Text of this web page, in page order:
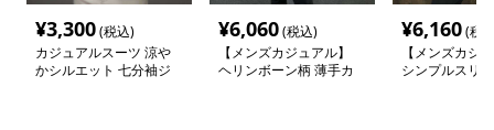
¥3,300(税込)
カジュアルスーツ 涼や
かシルエット 七分袖ジ
¥6,060(税込)
【メンズカジュアル】
ヘリンボーン柄 薄手カ
¥6,160(税
【メンズカジ
シンプルスリ